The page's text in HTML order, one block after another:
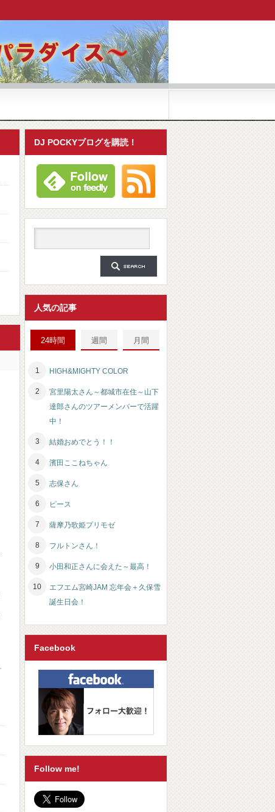
DJ POCKYブログを購読！
人気の記事
24時間 週間 月間
HIGH&MIGHTY COLOR
宮里陽太さん～都城市在住～山下
達郎さんのツアーメンバーで活躍
中！
結婚おめでとう！！
濱田ここねちゃん
志保さん
ピース
薩摩乃歌姫プリモゼ
フルトンさん！
小田和正さんに会えた～最高！
エフエム宮崎JAM 忘年会＋久保雪
誕生日会！
Facebook
Follow me!